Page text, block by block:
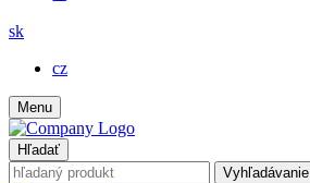
sk
cz
Menu
Hľadať
Vyhľadávanie